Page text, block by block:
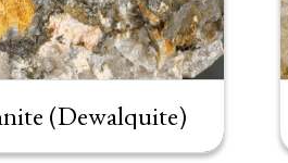
(Dewalquite)